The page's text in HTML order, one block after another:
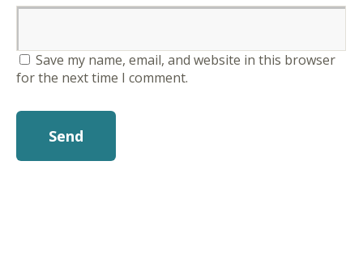
Save my name, email, and website in this browser
for the next time I comment.